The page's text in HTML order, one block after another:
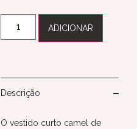
ADICIONAR
Descrição
O vestido curto camel de